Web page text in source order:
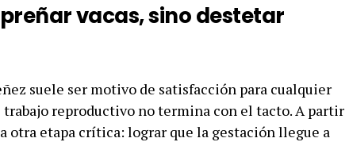
vacas, sino destetar
suele ser motivo de satisfacción para cualquier
trabajo reproductivo no termina con el tacto. A partir
otra etapa crítica: lograr que la gestación llegue a